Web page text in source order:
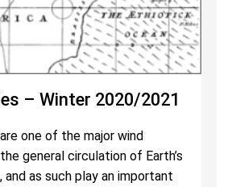
– Winter 2020/2021
one of the major wind
general circulation of Earth’s
and as such play an important